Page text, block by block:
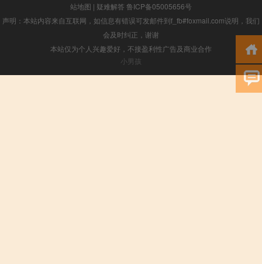
站地图 | 疑难解答 鲁ICP备05005656号
声明：本站内容来自互联网，如信息有错误可发邮件到f_fb#foxmail.com说明，我们
会及时纠正，谢谢
本站仅为个人兴趣爱好，不接盈利性广告及商业合作
小男孩